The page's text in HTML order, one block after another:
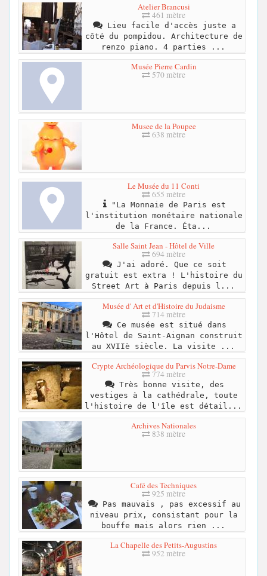
Atelier Brancusi
461 mètre
Lieu facile d'accès juste a
côté du pompidou. Architecture de
renzo piano. 4 parties ...
Musée Pierre Cardin
570 mètre
Musee de la Poupee
638 mètre
Le Musée du 11 Conti
655 mètre
"La Monnaie de Paris est
l'institution monétaire nationale
de la France. Éta...
Salle Saint Jean - Hôtel de Ville
694 mètre
J'ai adoré. Que ce soit
gratuit est extra ! L'histoire du
Street Art à Paris depuis l...
Musée d' Art et d'Histoire du Judaisme
714 mètre
Ce musée est situé dans
l'Hôtel de Saint-Aignan construit
au XVIIè siècle. La visite ...
Crypte Archéologique du Parvis Notre-Dame
774 mètre
Très bonne visite, des
vestiges à la cathédrale, toute
l'histoire de l'île est détail...
Archives Nationales
838 mètre
Café des Techniques
925 mètre
Pas mauvais , pas excessif au
niveau prix, consistant pour la
bouffe mais alors rien ...
La Chapelle des Petits-Augustins
952 mètre